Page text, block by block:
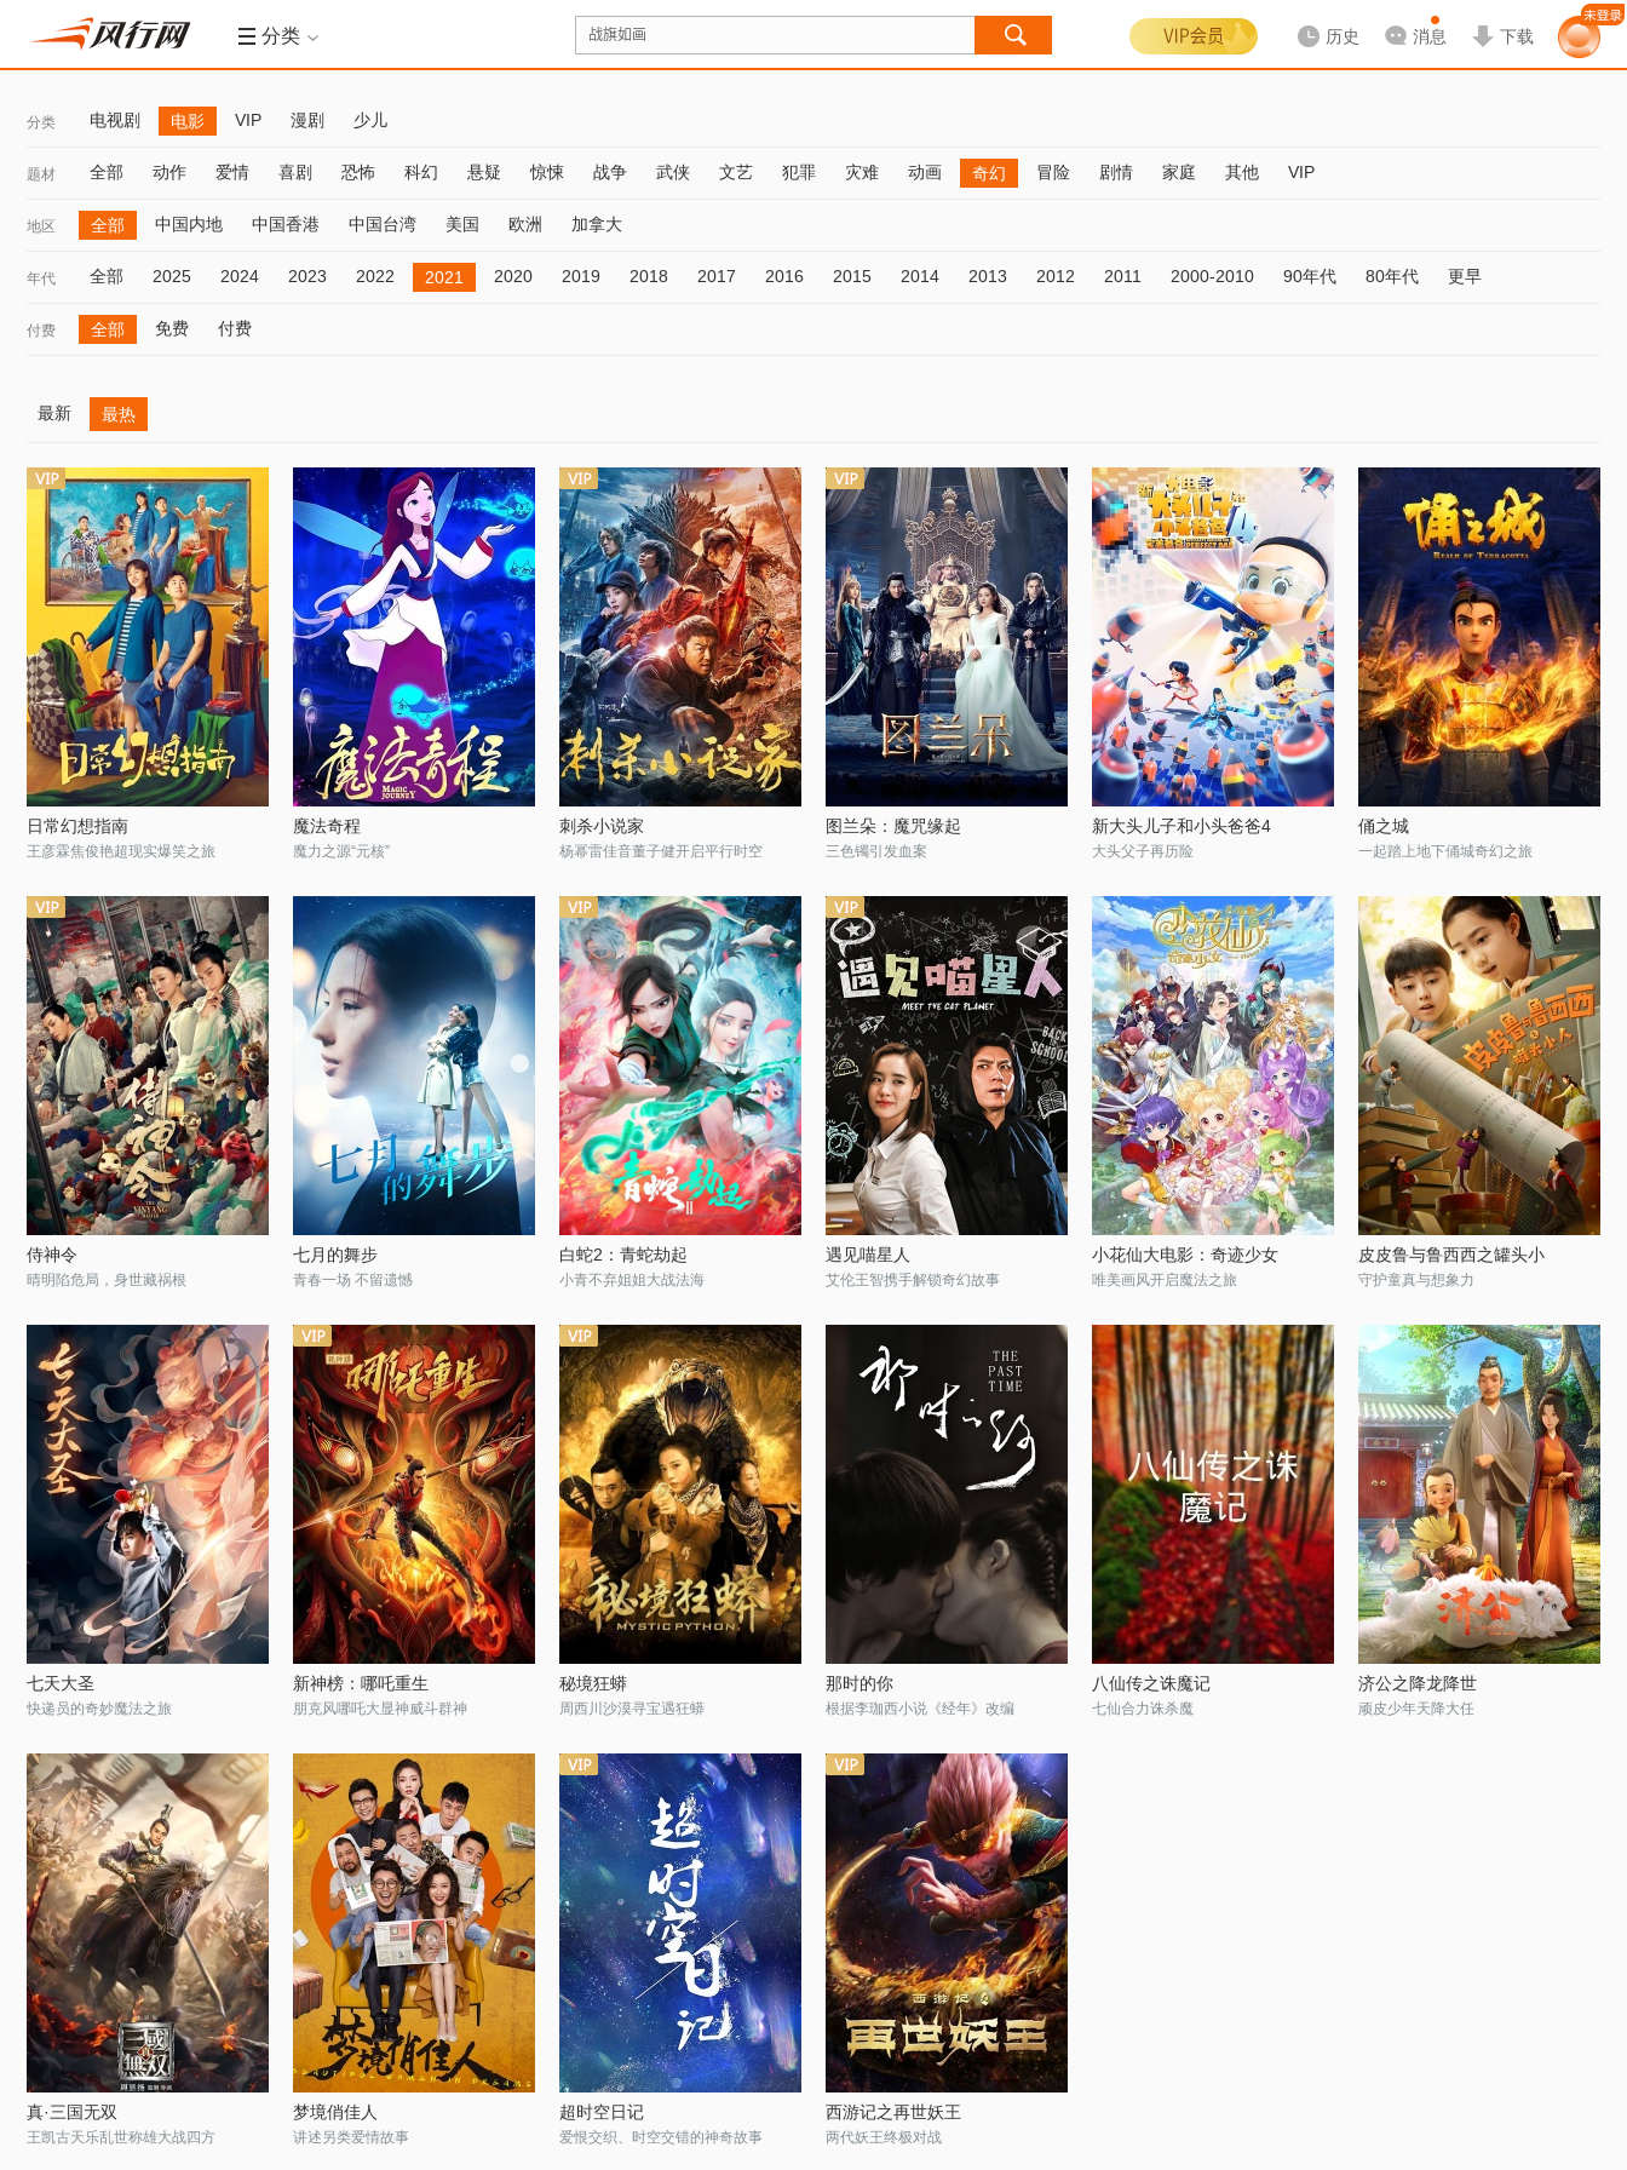
分类 历史 消息 下载
分类 电视剧 电影 VIP 漫剧 少儿
题材 全部 动作 爱情 喜剧 恐怖 科幻 悬疑 惊悚 战争 武侠 文艺 犯罪 灾难 动画 奇幻 冒险 剧情 家庭 其他 VIP
地区 全部 中国内地 中国香港 中国台湾 美国 欧洲 加拿大
年代 全部 2025 2024 2023 2022 2021 2020 2019 2018 2017 2016 2015 2014 2013 2012 2011 2000-2010 90年代 80年代 更早
付费 全部 免费 付费
最新 最热
日常幻想指南
王彦霖焦俊艳超现实爆笑之旅
魔法奇程
魔力之源“元核”
刺杀小说家
杨幂雷佳音董子健开启平行时空
图兰朵：魔咒缘起
三色镯引发血案
新大头儿子和小头爸爸4
大头父子再历险
俑之城
一起踏上地下俑城奇幻之旅
侍神令
晴明陷危局，身世藏祸根
七月的舞步
青春一场 不留遗憾
白蛇2：青蛇劫起
小青不弃姐姐大战法海
遇见喵星人
艾伦王智携手解锁奇幻故事
小花仙大电影：奇迹少女
唯美画风开启魔法之旅
皮皮鲁与鲁西西之罐头小
守护童真与想象力
七天大圣
快递员的奇妙魔法之旅
新神榜：哪吒重生
朋克风哪吒大显神威斗群神
秘境狂蟒
周西川沙漠寻宝遇狂蟒
那时的你
根据李珈西小说《经年》改编
八仙传之诛魔记
七仙合力诛杀魔
济公之降龙降世
顽皮少年天降大任
真·三国无双
王凯古天乐乱世称雄大战四方
梦境俏佳人
讲述另类爱情故事
超时空日记
爱恨交织、时空交错的神奇故事
西游记之再世妖王
两代妖王终极对战